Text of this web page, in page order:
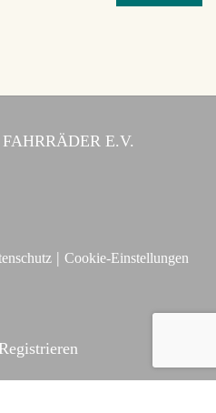
E.V.
| Cookie-Einstellungen
Registrieren